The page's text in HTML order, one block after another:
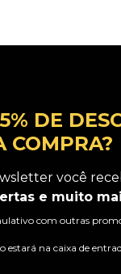
DE
COMPRA?
você
e muito
com outras
estará na caixa de